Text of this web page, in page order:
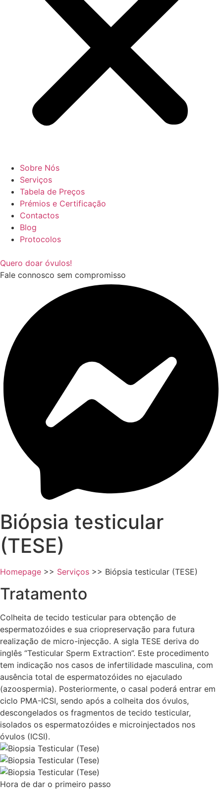
Sobre Nós
Serviços
Tabela de Preços
Prémios e Certificação
Contactos
Blog
Protocolos
Quero doar óvulos!
Fale connosco sem compromisso
Biópsia testicular
(TESE)
Homepage >> Serviços >> Biópsia testicular (TESE)
Tratamento
Colheita de tecido testicular para obtenção de
espermatozóides e sua criopreservação para futura
realização de micro-injecção. A sigla TESE deriva do
inglês “Testicular Sperm Extraction”. Este procedimento
tem indicação nos casos de infertilidade masculina, com
ausência total de espermatozóides no ejaculado
(azoospermia). Posteriormente, o casal poderá entrar em
ciclo PMA-ICSI, sendo após a colheita dos óvulos,
descongelados os fragmentos de tecido testicular,
isolados os espermatozóides e microinjectados nos
óvulos (ICSI).
Hora de dar o primeiro passo